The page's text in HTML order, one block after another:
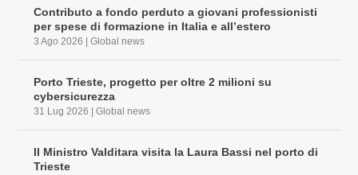
Contributo a fondo perduto a giovani professionisti
per spese di formazione in Italia e all’estero
3 Ago 2026 |Global news
Porto Trieste, progetto per oltre 2 milioni su
cybersicurezza
31 Lug 2026 |Global news
Il Ministro Valditara visita la Laura Bassi nel porto di
Trieste